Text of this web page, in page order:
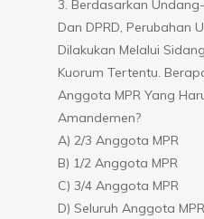
3. Berdasarkan
Dan DPRD, Perubahan
Dilakukan Melalui
Kuorum Tertentu.
Anggota MPR Yang
Amandemen?
A) 2/3 Anggota MPR
B) 1/2 Anggota MPR
C) 3/4 Anggota MPR
D) Seluruh Anggota MPR